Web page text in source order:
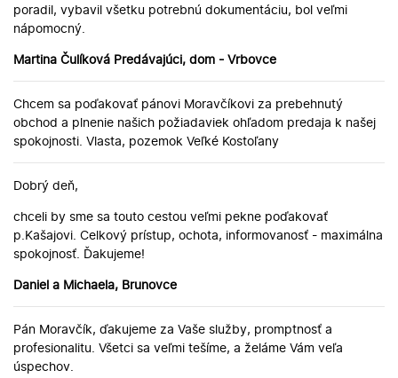
poradil, vybavil všetku potrebnú dokumentáciu, bol veľmi
nápomocný.
Martina Čulíková Predávajúci, dom - Vrbovce
Chcem sa poďakovať pánovi Moravčíkovi za prebehnutý
obchod a plnenie našich požiadaviek ohľadom predaja k našej
spokojnosti. Vlasta, pozemok Veľké Kostoľany
Dobrý deň,
chceli by sme sa touto cestou veľmi pekne poďakovať
p.Kašajovi. Celkový prístup, ochota, informovanosť - maximálna
spokojnosť. Ďakujeme!
Daniel a Michaela, Brunovce
Pán Moravčík, ďakujeme za Vaše služby, promptnosť a
profesionalitu. Všetci sa veľmi tešíme, a želáme Vám veľa
úspechov.